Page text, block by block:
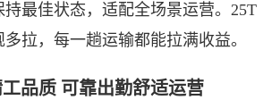
最佳状态，适配全场景运营。25T
拉，每一趟运输都能拉满收益。
品质 可靠出勤舒适运营